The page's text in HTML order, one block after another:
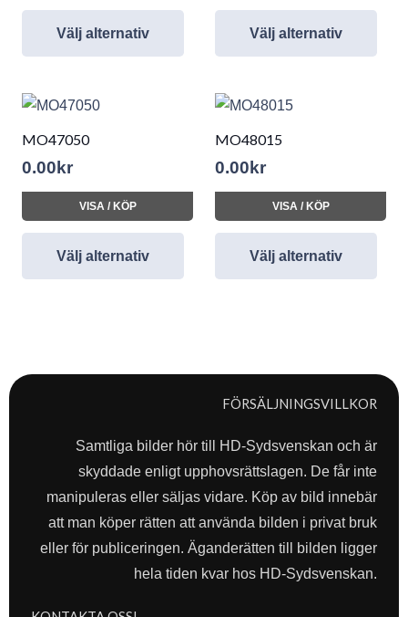
Välj alternativ Välj alternativ
MO47050
0.00 kr
VISA / KÖP
Välj alternativ
MO48015
0.00 kr
VISA / KÖP
Välj alternativ
FÖRSÄLJNINGSVILLKOR
Samtliga bilder hör till HD-Sydsvenskan och är
skyddade enligt upphovsrättslagen. De får inte
manipuleras eller säljas vidare. Köp av bild innebär
att man köper rätten att använda bilden i privat bruk
eller för publiceringen. Äganderätten till bilden ligger
hela tiden kvar hos HD-Sydsvenskan.